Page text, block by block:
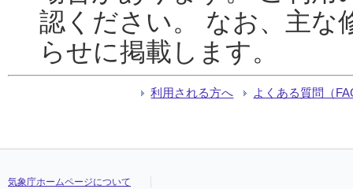
認ください。 なお、主な
らせに掲載します。
利用される方へ よくある質問（
気象庁ホームページについて